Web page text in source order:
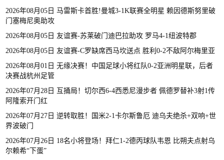
2026年08月05日 马雷斯卡首胜!曼城3-1K联赛全明星 赖因德斯努里破
门塞梅尼奥助攻
2026年08月05日 友谊赛-苏莱破门迪巴拉助攻 罗马4-1纽波特郡
2026年08月05日 友谊赛-C罗缺席西马坎送点 胜利0-2不敌阿尔梅里亚
2026年08月01日 无缘决赛！中国足球小将红队0-2亚洲明星联，后者
决赛战杭州足管
2026年07月28日 互捅局！切尔西6-4西悉尼漫步者 佩德罗替补3射1传
阿隆索开门红
2026年07月27日 逆转取胜！国米2-1卡尔斯鲁厄 迪乌夫绝杀+双响+世
界波破门
2026年07月26日 18名小将登场！拜仁1-2德丙球队韦恩 比朔夫点射乌
尔赖希“下蛋”